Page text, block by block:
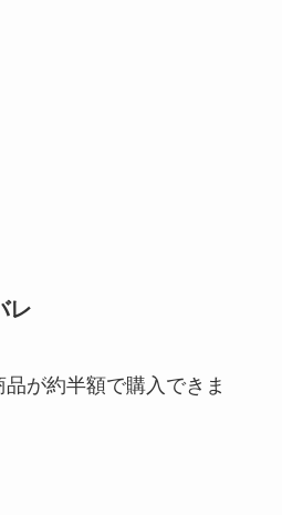
レ
が約半額で購入できま